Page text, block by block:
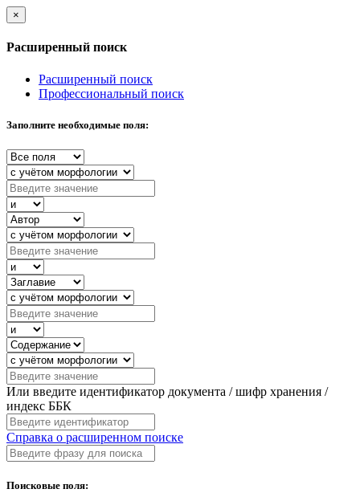
×
Расширенный поиск
Расширенный поиск
Профессиональный поиск
Заполните необходимые поля:
Или введите идентификатор документа / шифр хранения /
индекс ББК
Справка о расширенном поиске
Поисковые поля: